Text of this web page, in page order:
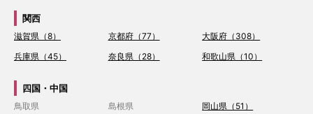
関西
滋賀県（8） 京都府（77）
大阪府（308）
兵庫県（45）
奈良県（28） 和歌山県（10）
四国・中国
鳥取県 島根県
岡山県（51）